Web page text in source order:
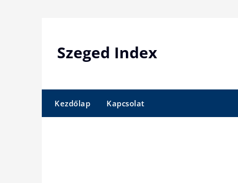
Szeged Index
Kezdőlap Kapcsolat